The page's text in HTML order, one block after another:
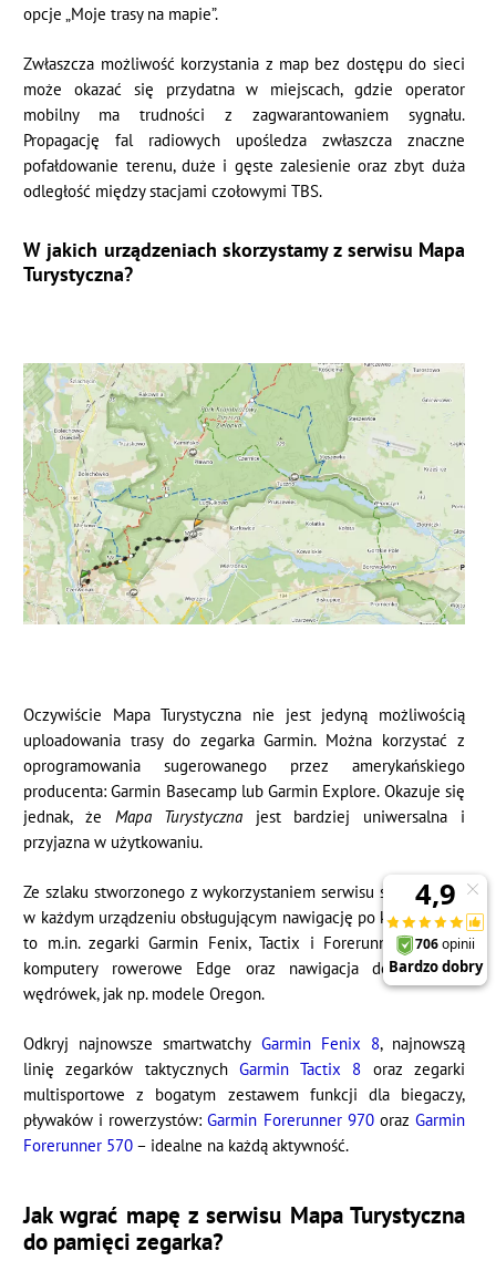
opcje „Moje trasy na mapie”.
Zwłaszcza możliwość korzystania z map bez dostępu do sieci
może okazać się przydatna w miejscach, gdzie operator
mobilny ma trudności z zagwarantowaniem sygnału.
Propagację fal radiowych upośledza zwłaszcza znaczne
pofałdowanie terenu, duże i gęste zalesienie oraz zbyt duża
odległość między stacjami czołowymi TBS.
W jakich urządzeniach skorzystamy z serwisu Mapa
Turystyczna?
Oczywiście Mapa Turystyczna nie jest jedyną możliwością
uploadowania trasy do zegarka Garmin. Można korzystać z
oprogramowania sugerowanego przez amerykańskiego
producenta: Garmin Basecamp lub Garmin Explore. Okazuje się
jednak, że Mapa Turystyczna jest bardziej uniwersalna i
przyjazna w użytkowaniu.
Ze szlaku stworzonego z wykorzystaniem serwisu skorzystamy
w każdym urządzeniu obsługującym nawigację po kursie. Będą
to m.in. zegarki Garmin Fenix, Tactix i Forerunner, ale też
komputery rowerowe Edge oraz nawigacja do pieszych
wędrówek, jak np. modele Oregon.
Odkryj najnowsze smartwatchy Garmin Fenix 8, najnowszą
linię zegarków taktycznych Garmin Tactix 8 oraz zegarki
multisportowe z bogatym zestawem funkcji dla biegaczy,
pływaków i rowerzystów:Garmin Forerunner 970oraz Garmin
Forerunner 570 – idealne na każdą aktywność.
Jak wgrać mapę z serwisu Mapa Turystyczna
do pamięci zegarka?